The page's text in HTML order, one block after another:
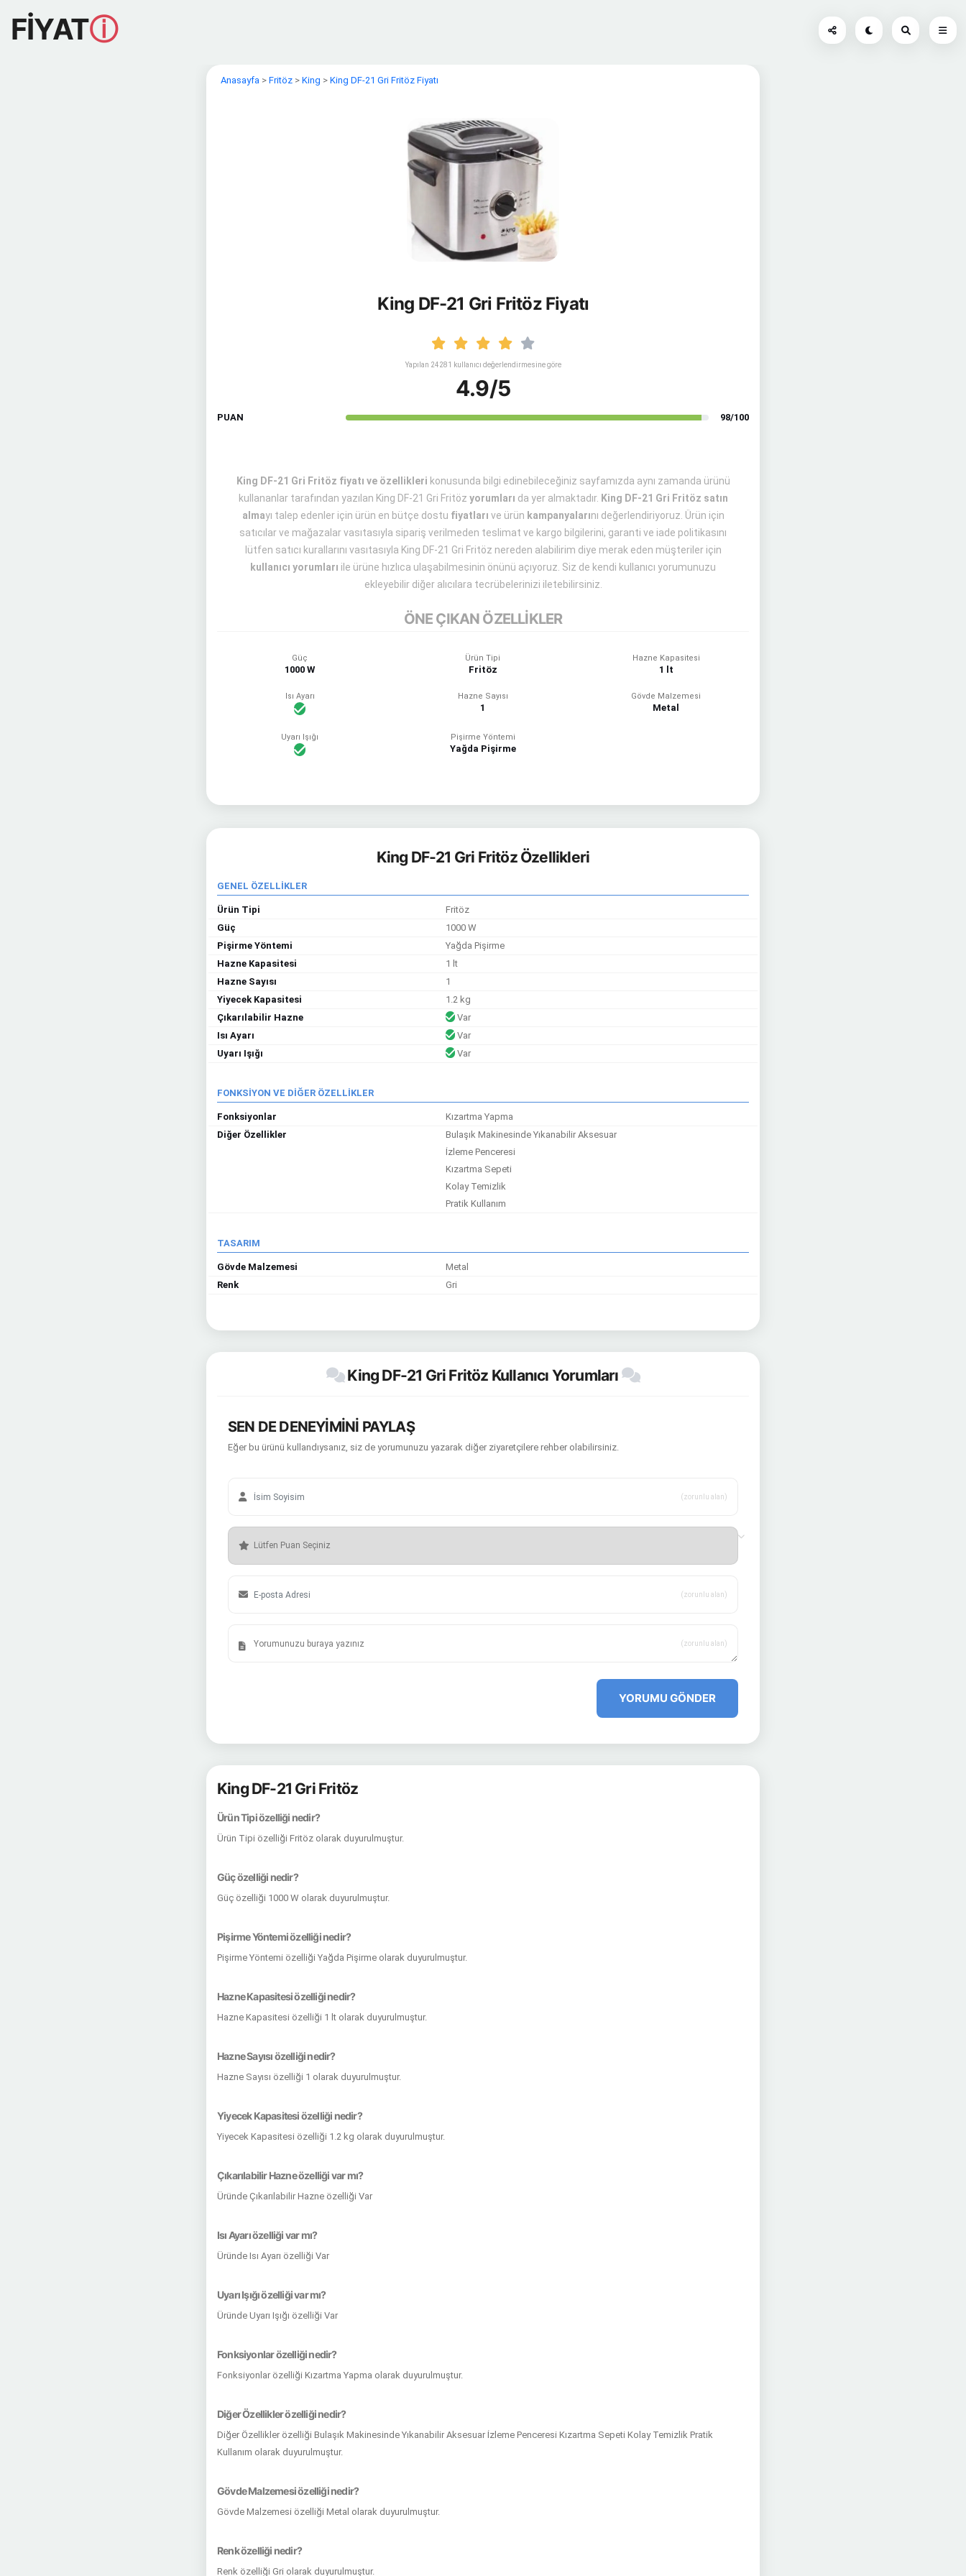
FİYATⓘ
Anasayfa > Fritöz > King > King DF-21 Gri Fritöz Fiyatı
King DF-21 Gri Fritöz Fiyatı
Yapılan 24281 kullanıcı değerlendirmesine göre
4.9/5
PUAN 98/100
King DF-21 Gri Fritöz fiyatı ve özellikleri konusunda bilgi edinebileceğiniz sayfamızda aynı zamanda ürünü
kullananlar tarafından yazılan King DF-21 Gri Fritöz yorumları da yer almaktadır. King DF-21 Gri Fritöz satın
almayı talep edenler için ürün en bütçe dostu fiyatları ve ürün kampanyalarını değerlendiriyoruz. Ürün için
satıcılar ve mağazalar vasıtasıyla sipariş verilmeden teslimat ve kargo bilgilerini, garanti ve iade politikasını
lütfen satıcı kurallarını vasıtasıyla King DF-21 Gri Fritöz nereden alabilirim diye merak eden müşteriler için
kullanıcı yorumları ile ürüne hızlıca ulaşabilmesinin önünü açıyoruz. Siz de kendi kullanıcı yorumunuzu
ekleyebilir diğer alıcılara tecrübelerinizi iletebilirsiniz.
ÖNE ÇIKAN ÖZELLİKLER
Güç
1000 W
Ürün Tipi
Fritöz
Hazne Kapasitesi
1 lt
Isı Ayarı Hazne Sayısı
1
Gövde Malzemesi
Metal
Uyarı Işığı Pişirme Yöntemi
Yağda Pişirme
King DF-21 Gri Fritöz Özellikleri
GENEL ÖZELLİKLER
Ürün Tipi
Fritöz
Güç
1000 W
Pişirme Yöntemi
Yağda Pişirme
Hazne Kapasitesi
1 lt
Hazne Sayısı
1
Yiyecek Kapasitesi
1.2 kg
Çıkarılabilir Hazne
Var
Isı Ayarı
Var
Uyarı Işığı
Var
FONKSİYON VE DİĞER ÖZELLİKLER
Fonksiyonlar
Kızartma Yapma
Diğer Özellikler
Bulaşık Makinesinde Yıkanabilir Aksesuar
İzleme Penceresi
Kızartma Sepeti
Kolay Temizlik
Pratik Kullanım
TASARIM
Gövde Malzemesi
Metal
Renk
Gri
King DF-21 Gri Fritöz Kullanıcı Yorumları
SEN DE DENEYİMİNİ PAYLAŞ
Eğer bu ürünü kullandıysanız, siz de yorumunuzu yazarak diğer ziyaretçilere rehber olabilirsiniz.
(zorunlu alan)
(zorunlu alan)
(zorunlu alan)
YORUMU GÖNDER
King DF-21 Gri Fritöz
Ürün Tipi özelliği nedir?
Ürün Tipi özelliği Fritöz olarak duyurulmuştur.
Güç özelliği nedir?
Güç özelliği 1000 W olarak duyurulmuştur.
Pişirme Yöntemi özelliği nedir?
Pişirme Yöntemi özelliği Yağda Pişirme olarak duyurulmuştur.
Hazne Kapasitesi özelliği nedir?
Hazne Kapasitesi özelliği 1 lt olarak duyurulmuştur.
Hazne Sayısı özelliği nedir?
Hazne Sayısı özelliği 1 olarak duyurulmuştur.
Yiyecek Kapasitesi özelliği nedir?
Yiyecek Kapasitesi özelliği 1.2 kg olarak duyurulmuştur.
Çıkarılabilir Hazne özelliği var mı?
Üründe Çıkarılabilir Hazne özelliği Var
Isı Ayarı özelliği var mı?
Üründe Isı Ayarı özelliği Var
Uyarı Işığı özelliği var mı?
Üründe Uyarı Işığı özelliği Var
Fonksiyonlar özelliği nedir?
Fonksiyonlar özelliği Kızartma Yapma olarak duyurulmuştur.
Diğer Özellikler özelliği nedir?
Diğer Özellikler özelliği Bulaşık Makinesinde Yıkanabilir Aksesuar İzleme Penceresi Kızartma Sepeti Kolay Temizlik Pratik
Kullanım olarak duyurulmuştur.
Gövde Malzemesi özelliği nedir?
Gövde Malzemesi özelliği Metal olarak duyurulmuştur.
Renk özelliği nedir?
Renk özelliği Gri olarak duyurulmuştur.